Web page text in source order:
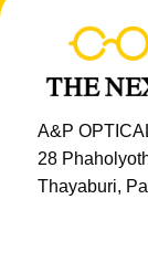
A&P
28
Thayaburi,